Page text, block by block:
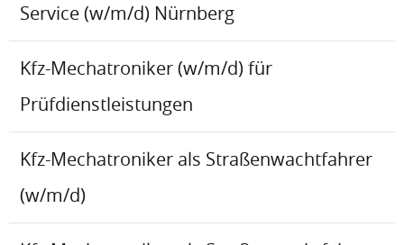
Service (w/m/d) Nürnberg
Kfz-Mechatroniker (w/m/d) für
Prüfdienstleistungen
Kfz-Mechatroniker als Straßenwachtfahrer
(w/m/d)